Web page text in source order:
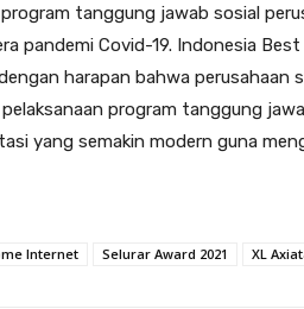
tanggung jawab sosial
pandemi Covid-19. Indonesia
harapan bahwa
program tanggung
yang semakin modern guna
Internet Selurar Award 2021 XL